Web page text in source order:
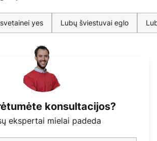
yes Lubų šviestuvai eglo
konsultacijos?
ekspertai mielai padeda